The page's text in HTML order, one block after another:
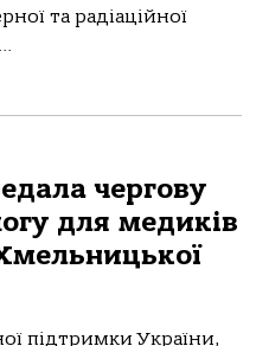
та радіаційної
чергову
для медиків
підтримки України,